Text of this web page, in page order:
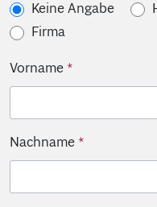
Keine Angabe
Firma
Vorname
Nachname